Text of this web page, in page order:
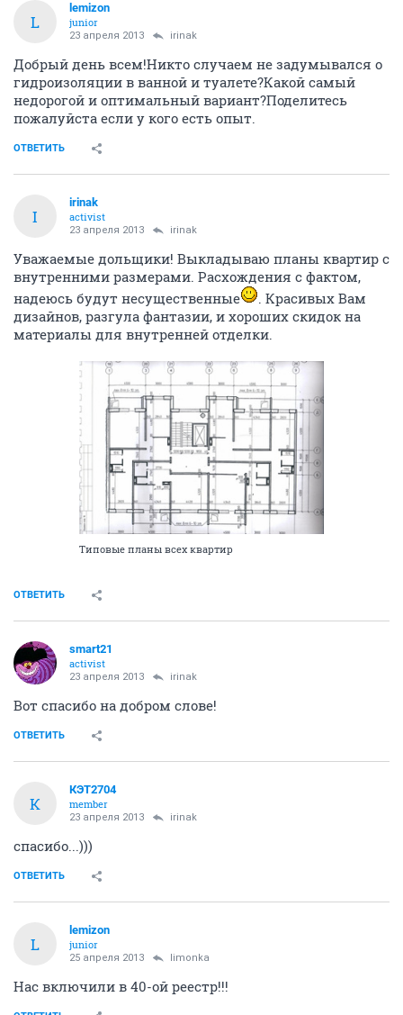
L
lemizon
junior
23 апреля 2013 irinak
Добрый день всем!Никто случаем не задумывался о
гидроизоляции в ванной и туалете?Какой самый
недорогой и оптимальный вариант?Поделитесь
пожалуйста если у кого есть опыт.
ОТВЕТИТЬ
I
irinak
activist
23 апреля 2013 irinak
Уважаемые дольщики! Выкладываю планы квартир с
внутренними размерами. Расхождения с фактом,
надеюсь будут несущественные
. Красивых Вам
дизайнов, разгула фантазии, и хороших скидок на
материалы для внутренней отделки.
Типовые планы всех квартир
ОТВЕТИТЬ
smart21
activist
23 апреля 2013 irinak
Вот спасибо на добром слове!
ОТВЕТИТЬ
К
КЭТ2704
member
23 апреля 2013 irinak
спасибо...)))
ОТВЕТИТЬ
L
lemizon
junior
25 апреля 2013 limonka
Нас включили в 40-ой реестр!!!